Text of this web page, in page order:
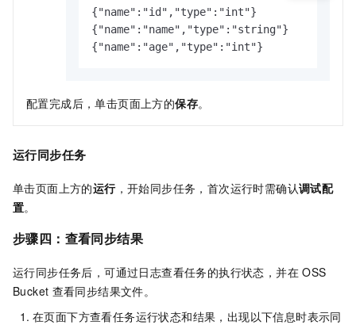
{"name":"id","type":"int"}
{"name":"name","type":"string"}
{"name":"age","type":"int"}
配置完成后，单击页面上方的保存。
运行同步任务
单击页面上方的运行，开始同步任务，首次运行时需确认调试配
置。
步骤四：查看同步结果
运行同步任务后，可通过日志查看任务的执行状态，并在 OSS
Bucket 查看同步结果文件。
在页面下方查看任务运行状态和结果，出现以下信息时表示同